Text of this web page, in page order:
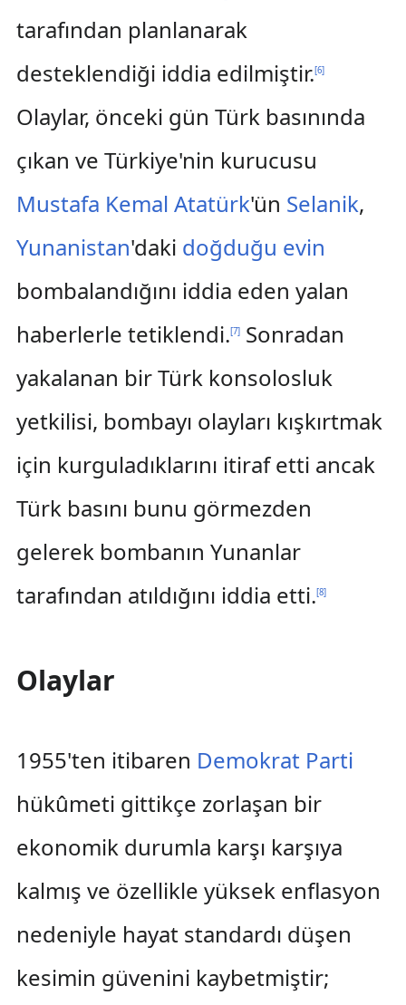
tarafından planlanarak
desteklendiği iddia edilmiştir.[6]
Olaylar, önceki gün Türk basınında
çıkan ve Türkiye'nin kurucusu
Mustafa Kemal Atatürk'ün Selanik,
Yunanistan'daki doğduğu evin
bombalandığını iddia eden yalan
haberlerle tetiklendi.[7]Sonradan
yakalanan bir Türk konsolosluk
yetkilisi, bombayı olayları kışkırtmak
için kurguladıklarını itiraf etti ancak
Türk basını bunu görmezden
gelerek bombanın Yunanlar
tarafından atıldığını iddia etti.[8]
Olaylar
1955'ten itibaren Demokrat Parti
hükûmeti gittikçe zorlaşan bir
ekonomik durumla karşı karşıya
kalmış ve özellikle yüksek enflasyon
nedeniyle hayat standardı düşen
kesimin güvenini kaybetmiştir;